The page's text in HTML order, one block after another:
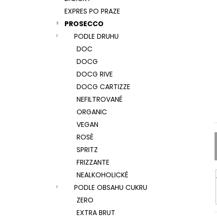
EXPRES PO PRAZE
PROSECCO
PODLE DRUHU
DOC
DOCG
DOCG RIVE
DOCG CARTIZZE
NEFILTROVANÉ
ORGANIC
VEGAN
ROSÈ
SPRITZ
FRIZZANTE
NEALKOHOLICKÉ
PODLE OBSAHU CUKRU
ZERO
EXTRA BRUT
CANTINE VEDOVA CASA FARIVE, BRUT,
DOCG
311 Kč